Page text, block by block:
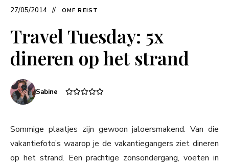
27/05/2014 OMF REIST
Travel Tuesday: 5x
dineren op het strand
Sabine
Sommige plaatjes zijn gewoon jaloersmakend. Van die
vakantiefoto’s waarop je de vakantiegangers ziet dineren
op het strand. Een prachtige zonsondergang, voeten in